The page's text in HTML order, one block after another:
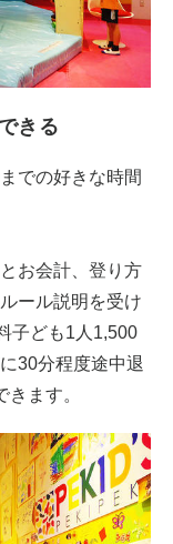
きる
での好きな時間
お会計、登り方
ール説明を受け
子ども1人1,500
30分程度途中退
ます。